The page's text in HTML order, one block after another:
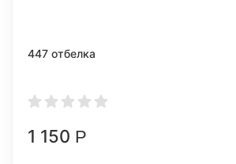
447 отбелка
1 150 Р